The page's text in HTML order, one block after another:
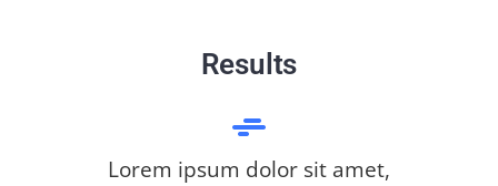
Results
Lorem ipsum dolor sit amet,